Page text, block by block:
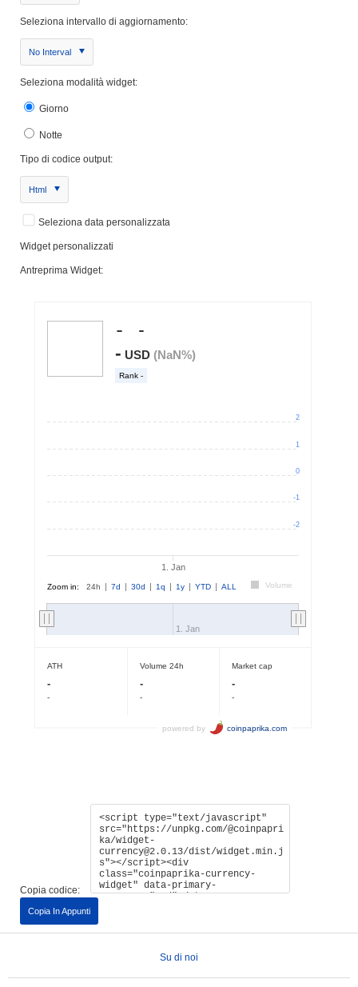
Seleziona intervallo di aggiornamento:
No Interval
Seleziona modalità widget:
Giorno
Notte
Tipo di codice output:
Html
Seleziona data personalizzata
Widget personalizzati
Antreprima Widget:
Copia codice:
Copia In Appunti
Su di noi